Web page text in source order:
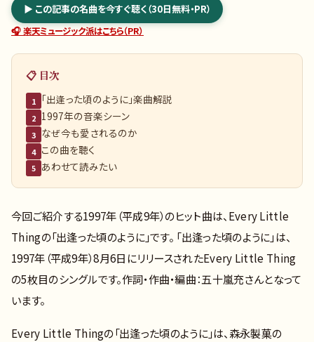
▶ この記事の名曲を今すぐ聴く（30日無料・PR）
🎧 楽天ミュージック派はこちら（PR）
📋 目次
1 「出逢った頃のように」楽曲解説
2 1997年の音楽シーン
3 なぜ今も愛されるのか
4 この曲を聴く
5 あわせて読みたい
今回ご紹介する1997年（平成9年）のヒット曲は、Every Little
Thingの「出逢った頃のように」です。 「出逢った頃のように」は、
1997年（平成9年）8月6日にリリースされたEvery Little Thing
の5枚目のシングルです。作詞・作曲・編曲：五十嵐充さんとなって
います。
Every Little Thingの「出逢った頃のように」は、森永製菓の